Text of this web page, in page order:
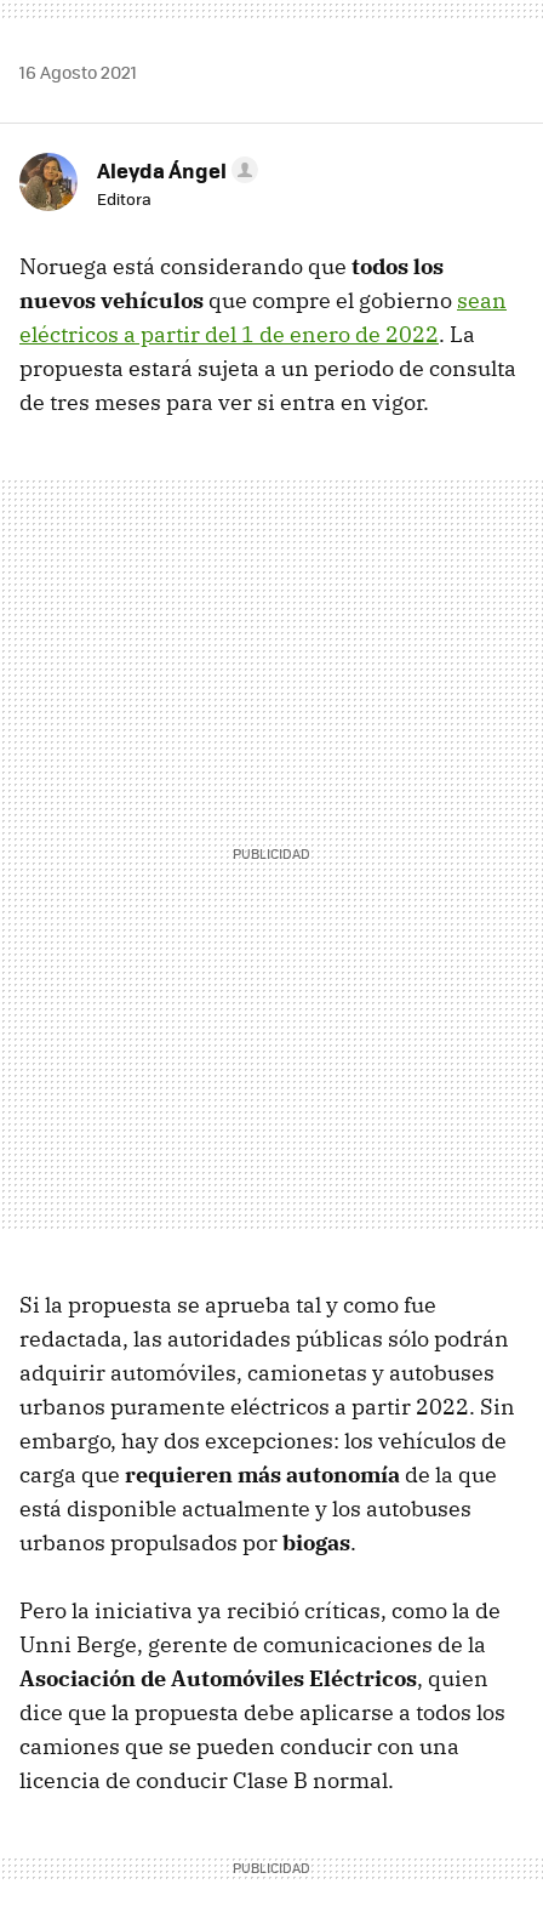
16 Agosto 2021
Aleyda Ángel
Editora
Noruega está considerando que todos los
nuevos vehículos que compre el gobierno sean
eléctricos a partir del 1 de enero de 2022. La
propuesta estará sujeta a un periodo de consulta
de tres meses para ver si entra en vigor.
Si la propuesta se aprueba tal y como fue
redactada, las autoridades públicas sólo podrán
adquirir automóviles, camionetas y autobuses
urbanos puramente eléctricos a partir 2022. Sin
embargo, hay dos excepciones: los vehículos de
carga que requieren más autonomía de la que
está disponible actualmente y los autobuses
urbanos propulsados ​​porbiogas.
Pero la iniciativa ya recibió críticas, como la de
Unni Berge, gerente de comunicaciones de la
Asociación de Automóviles Eléctricos, quien
dice que la propuesta debe aplicarse a todos los
camiones que se pueden conducir con una
licencia de conducir Clase B normal.